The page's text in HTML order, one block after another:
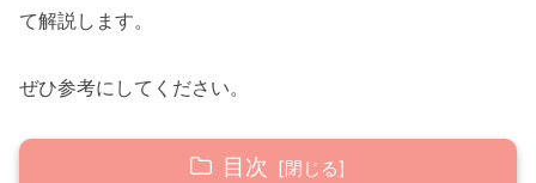
て解説します。
ぜひ参考にしてください。
目次